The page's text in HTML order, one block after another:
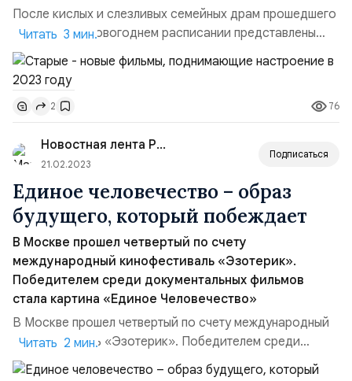
После кислых и слезливых семейных драм прошедшего
2022 года, в новогоднем расписании представлены
более весёлые кинематографические творения, и есть
надежда, что старое доброе веселье в кино вернётся в
моду. Фильмы прошлого года Кино в прошлых годах
было клубком семейных тревог. Картины, задуманные и
снятые в условиях изоляции, сильно опирал...
Читать 3 мин.
2 76
Новостная лента PRIM
21.02.2023
Подписаться
Единое человечество – образ
будущего, который побеждает
В Москве прошел четвертый по счету
международный кинофестиваль «Эзотерик».
Победителем среди документальных фильмов
стала картина «Единое Человечество»
В Москве прошел четвертый по счету международный
кинофестиваль «Эзотерик». Победителем среди
документальных фильмов стала картина «Единое
Читать 2 мин.